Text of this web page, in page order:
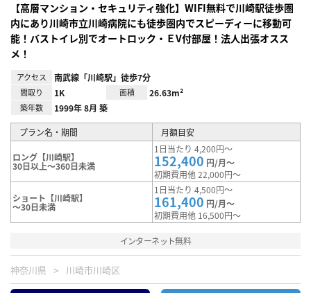
【高層マンション・セキュリティ強化】WIFI無料で川崎駅徒歩圏
内にあり川崎市立川崎病院にも徒歩圏内でスピーディーに移動可
能！バストイレ別でオートロック・ＥV付部屋！法人出張オスス
メ！
アクセス 南武線「川崎駅」徒歩7分
間取り 1K 面積 26.63m²
築年数 1999年 8月 築
プラン名・期間 月額目安
ロング【川崎駅】
30日以上～360日未満
1日当たり 4,200円～
152,400 円/月～
初期費用他 22,000円～
ショート【川崎駅】
～30日未満
1日当たり 4,500円～
161,400 円/月～
初期費用他 16,500円～
インターネット無料
神奈川県 川崎市川崎区